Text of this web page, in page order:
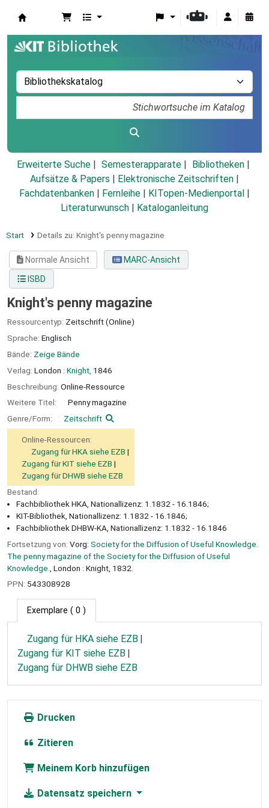
Erweiterte Suche Semesterapparate
Bibliotheken
Aufsätze & Papers
Elektronische Zeitschriften
Fachdatenbanken
Fernleihe KITopen-Medienportal
Literaturwunsch
Kataloganleitung
Start Details zu: Knight's penny magazine
Normale Ansicht
MARC-Ansicht
ISBD
Knight's penny magazine
Ressourcentyp: Zeitschrift (Online)
Sprache: Englisch
Bände: Zeige Bände
Verlag: London : Knight, 1846
Beschreibung: Online-Ressource
Weitere Titel:
Penny magazine
Genre/Form:
Zeitschrift
Online-Ressourcen:
Zugang für HKA siehe EZB
Zugang für KIT siehe EZB
Zugang für DHWB siehe EZB
Bestand:
Fachbibliothek HKA, Nationallizenz: 1.1832 - 16.1846;
KIT-Bibliothek, Nationallizenz: 1.1832 - 16.1846;
Fachbibliothek DHBW-KA, Nationallizenz: 1.1832 - 16.1846
Fortsetzung von: Vorg: Society for the Diffusion of Useful Knowledge.
The penny magazine of the Society for the Diffusion of Useful
Knowledge.
, London : Knight, 1832.
PPN: 543308928
Exemplare ( 0 )
Zugang für HKA siehe EZB
Zugang für KIT siehe EZB
Zugang für DHWB siehe EZB
Drucken
Zitieren
Meinem Korb hinzufügen
Datensatz speichern